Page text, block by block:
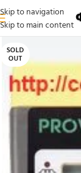
Skip to navigation
Skip to main content
SOLD
OUT